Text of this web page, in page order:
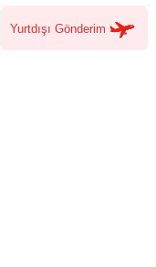
Yurtdışı Gönderim